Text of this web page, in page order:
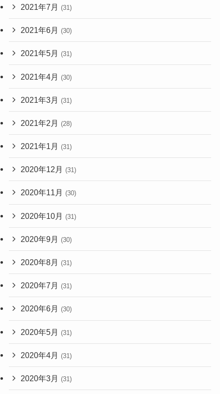
2021年7月 (31)
2021年6月 (30)
2021年5月 (31)
2021年4月 (30)
2021年3月 (31)
2021年2月 (28)
2021年1月 (31)
2020年12月 (31)
2020年11月 (30)
2020年10月 (31)
2020年9月 (30)
2020年8月 (31)
2020年7月 (31)
2020年6月 (30)
2020年5月 (31)
2020年4月 (31)
2020年3月 (31)